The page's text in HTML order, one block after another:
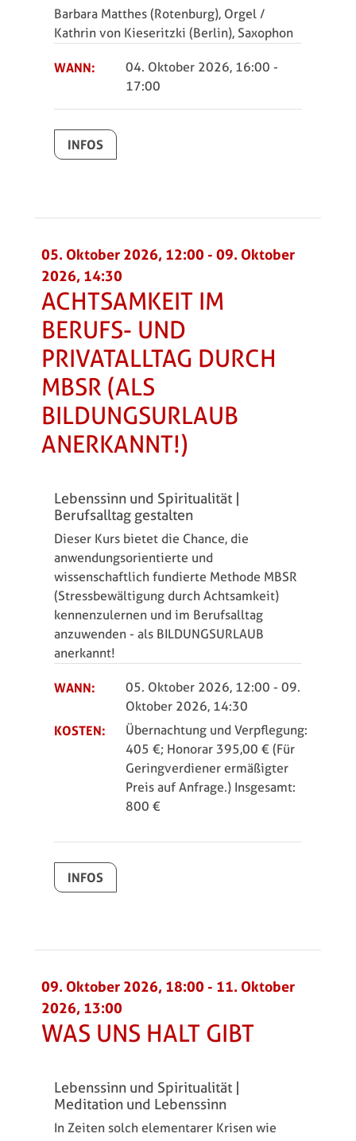
Barbara Matthes (Rotenburg), Orgel /
Kathrin von Kieseritzki (Berlin), Saxophon
WANN: 04. Oktober 2026, 16:00 -
17:00
INFOS
05. Oktober 2026, 12:00 - 09. Oktober
2026, 14:30
ACHTSAMKEIT IM
BERUFS- UND
PRIVATALLTAG DURCH
MBSR (ALS
BILDUNGSURLAUB
ANERKANNT!)
Lebenssinn und Spiritualität |
Berufsalltag gestalten
Dieser Kurs bietet die Chance, die
anwendungsorientierte und
wissenschaftlich fundierte Methode MBSR
(Stressbewältigung durch Achtsamkeit)
kennenzulernen und im Berufsalltag
anzuwenden - als BILDUNGSURLAUB
anerkannt!
WANN: 05. Oktober 2026, 12:00 - 09.
Oktober 2026, 14:30
KOSTEN:
Übernachtung und Verpflegung:
405 €; Honorar 395,00 € (Für
Geringverdiener ermäßigter
Preis auf Anfrage.) Insgesamt:
800 €
INFOS
09. Oktober 2026, 18:00 - 11. Oktober
2026, 13:00
WAS UNS HALT GIBT
Lebenssinn und Spiritualität |
Meditation und Lebenssinn
In Zeiten solch elementarer Krisen wie